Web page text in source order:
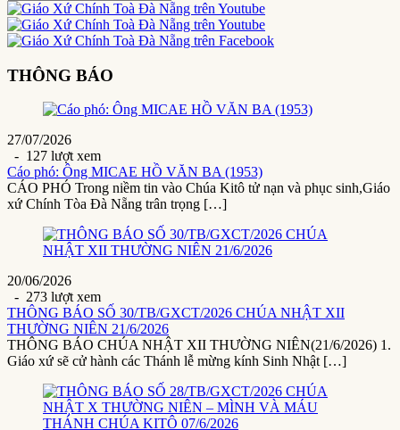
THÔNG BÁO
27/07/2026
- 127 lượt xem
Cáo phó: Ông MICAE HỒ VĂN BA (1953)
CÁO PHÓ Trong niềm tin vào Chúa Kitô tử nạn và phục sinh,Giáo
xứ Chính Tòa Đà Nẵng trân trọng […]
20/06/2026
- 273 lượt xem
THÔNG BÁO SỐ 30/TB/GXCT/2026 CHÚA NHẬT XII
THƯỜNG NIÊN 21/6/2026
THÔNG BÁO CHÚA NHẬT XII THƯỜNG NIÊN(21/6/2026) 1.
Giáo xứ sẽ cử hành các Thánh lễ mừng kính Sinh Nhật […]